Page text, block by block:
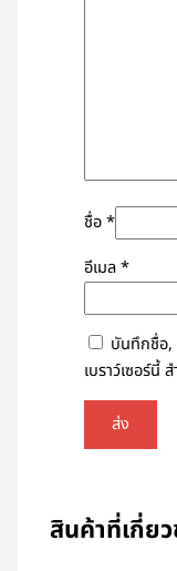
ชื่อ*
อีเมล*
บันทึกชื่อ,
เบราว์เซอร์นี้
สินค้าที่เกี่ย